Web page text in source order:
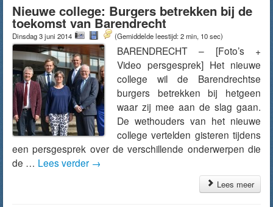
Nieuwe college: Burgers betrekken bij de
toekomst van Barendrecht
Dinsdag 3 juni 2014 (Gemiddelde leestijd: 2 min, 10 sec)
BARENDRECHT – [Foto’s +
Video persgesprek] Het nieuwe
college wil de Barendrechtse
burgers betrekken bij hetgeen
waar zij mee aan de slag gaan.
De wethouders van het nieuwe
college vertelden gisteren tijdens
een persgesprek over de verschillende onderwerpen die
de … Lees verder →
Lees meer